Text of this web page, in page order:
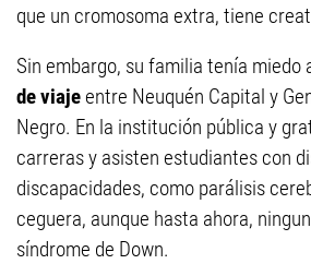
que un cromosoma extra, tiene
Sin embargo, su familia tenía miedo
de viajeentre Neuquén Capital y
Negro. En la institución pública y
carreras y asisten estudiantes con
discapacidades, como parálisis
ceguera, aunque hasta ahora,
síndrome de Down.